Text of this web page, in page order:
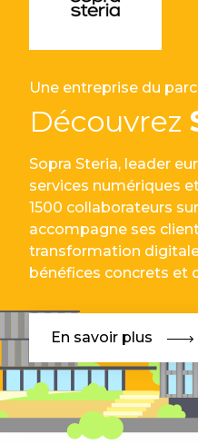
Une entreprise du
Découvrez
Sopra Steria, leader
services numériques
1500 collaborateurs
accompagne ses
transformation
bénéfices concrets et
En savoir plus